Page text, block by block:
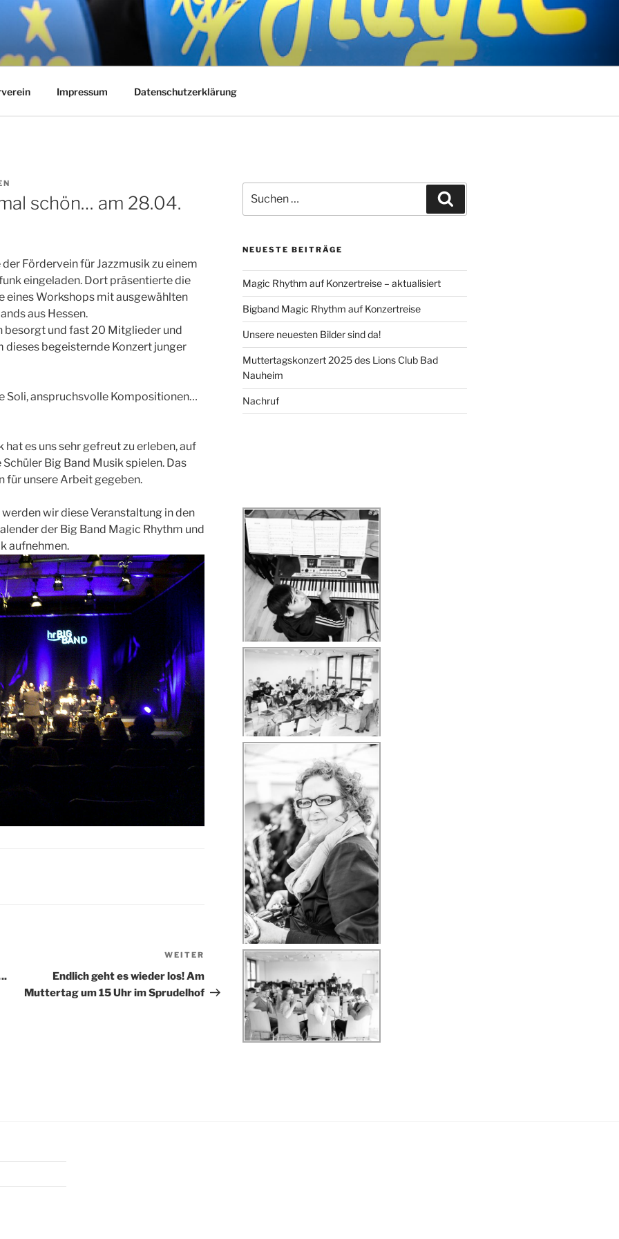
Impressum Datenschutzerklärung
schön… am 28.04.
Fördervein für Jazzmusik zu einem
eingeladen. Dort präsentierte die
eines Workshops mit ausgewählten
aus Hessen.
besorgt und fast 20 Mitglieder und
begeisternde Konzert junger
Soli, anspruchsvolle Kompositionen…
es uns sehr gefreut zu erleben, auf
Big Band Musik spielen. Das
für unsere Arbeit gegeben.
wir diese Veranstaltung in den
der Big Band Magic Rhythm und
aufnehmen.
Nächster
Beitrag
WEITER
Endlich geht es wieder los! Am
Muttertag um 15 Uhr im Sprudelhof
nach:
NEUESTE BEITRÄGE
Magic Rhythm auf Konzertreise – aktualisiert
Bigband Magic Rhythm auf Konzertreise
Unsere neuesten Bilder sind da!
Muttertagskonzert 2025 des Lions Club Bad
Nauheim
Nachruf